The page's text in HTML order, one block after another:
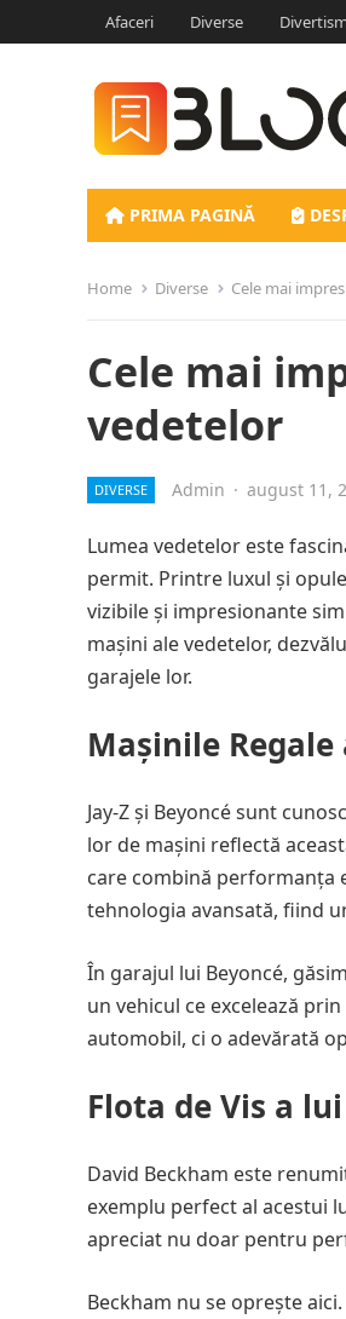
Afaceri Diverse
PRIMA PAGINĂ
Home Diverse Cele mai
Cele mai
vedetelor
DIVERSE Admin · august 11,
Lumea vedetelor este
permit. Printre luxul și
vizibile și impresionante
mașini ale vedetelor,
garajele lor.
Mașinile Regale
Jay-Z și Beyoncé sunt
lor de mașini reflectă
care combină performanța
tehnologia avansată, fiind
În garajul lui Beyoncé,
un vehicul ce excelează
automobil, ci o adevărată
Flota de Vis a
David Beckham este
exemplu perfect al acestui
apreciat nu doar pentru
Beckham nu se oprește